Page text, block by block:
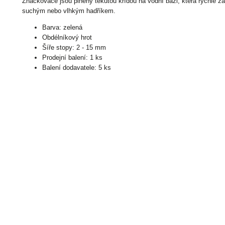
suchým nebo vlhkým hadříkem.
Barva: zelená
Obdélníkový hrot
Šíře stopy: 2 - 15 mm
Prodejní balení: 1 ks
Balení dodavatele: 5 ks